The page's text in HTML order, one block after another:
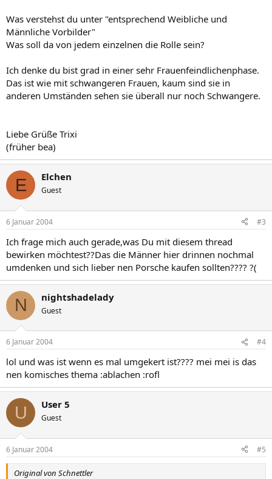
Was verstehst du unter "entsprechend Weibliche und
Männliche Vorbilder"
Was soll da von jedem einzelnen die Rolle sein?
Ich denke du bist grad in einer sehr Frauenfeindlichenphase.
Das ist wie mit schwangeren Frauen, kaum sind sie in
anderen Umständen sehen sie überall nur noch Schwangere.
Liebe Grüße Trixi
(früher bea)
E Elchen
Guest
6 Januar 2004 #3
Ich frage mich auch gerade,was Du mit diesem thread
bewirken möchtest??Das die Männer hier drinnen nochmal
umdenken und sich lieber nen Porsche kaufen sollten???? ?(
N nightshadelady
Guest
6 Januar 2004 #4
lol und was ist wenn es mal umgekert ist???? mei mei is das
nen komisches thema :ablachen :rofl
U User 5
Guest
6 Januar 2004 #5
Original von Schnettler